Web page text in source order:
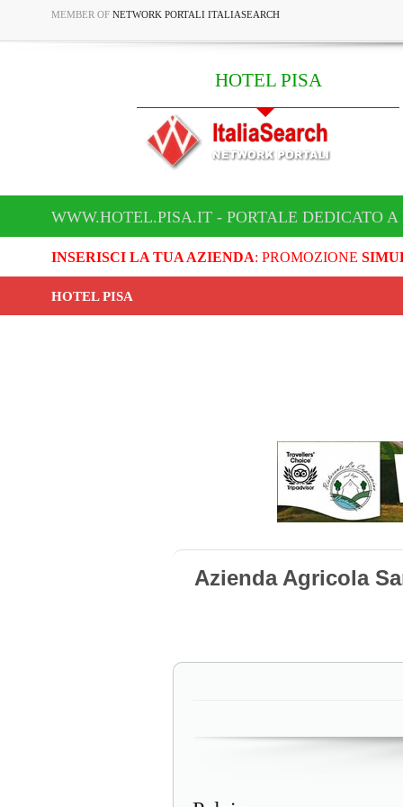
MEMBER OF NETWORK PORTALI ITALIASEARCH
HOTEL PISA
WWW.HOTEL.PISA.IT - PORTALE DEDICATO A
INSERISCI LA TUA AZIENDA: PROMOZIONE
HOTEL PISA
Azienda Agricola